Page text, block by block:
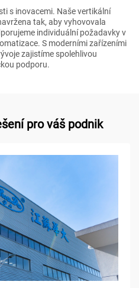
s inovacemi. Naše vertikální
tak, aby vyhovovala
individuální požadavky v
S moderními zařízeními
zajistíme spolehlivou
podporu.
pro váš podnik